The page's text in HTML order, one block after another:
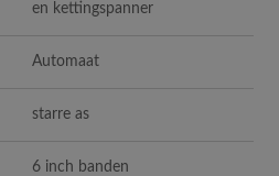
en kettingspanner
Automaat
starre as
6 inch banden